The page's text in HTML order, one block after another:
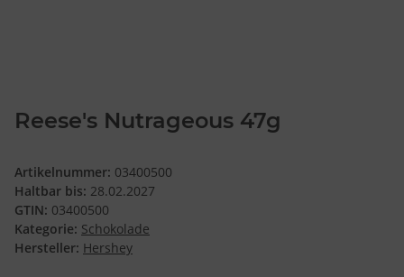
Reese's Nutrageous 47g
Artikelnummer: 03400500
Haltbar bis: 28.02.2027
GTIN: 03400500
Kategorie: Schokolade
Hersteller: Hershey